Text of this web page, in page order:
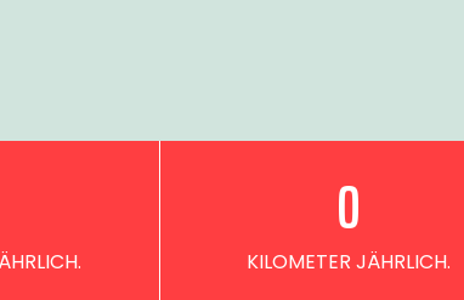
KILOMETER JÄHRLICH.
0